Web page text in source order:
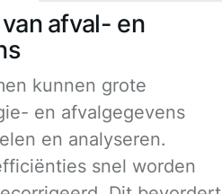
afval- en
kunnen grote
en afvalgegevens
en analyseren.
snel worden